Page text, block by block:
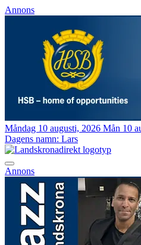
Annons
Måndag 10 augusti, 2026 Mån 10
Dagens namn: Lars
Annons